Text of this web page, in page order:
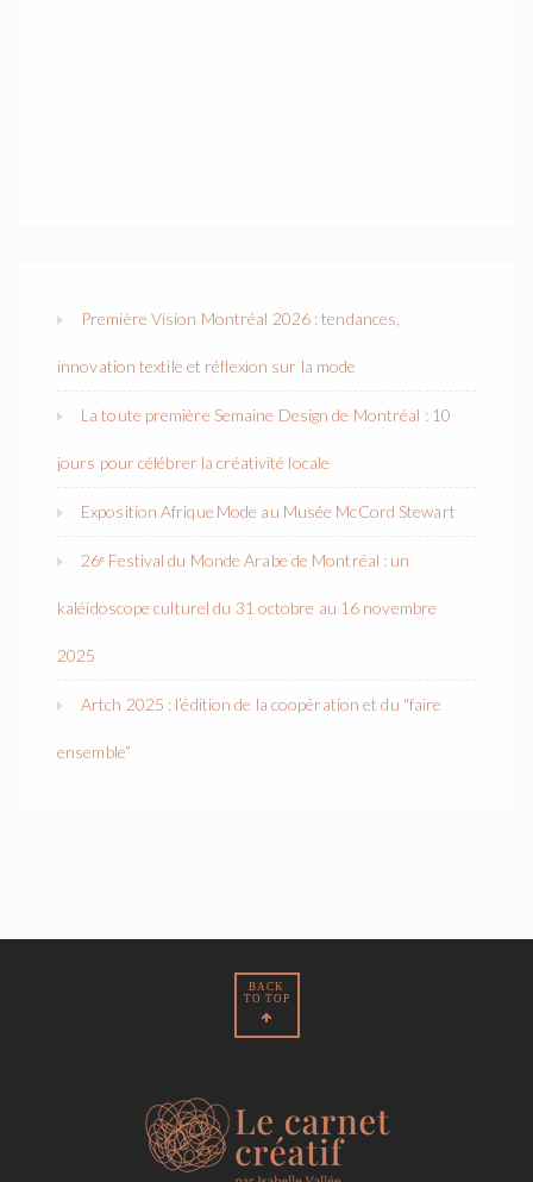
Première Vision Montréal 2026 : tendances,
innovation textile et réflexion sur la mode
La toute première Semaine Design de Montréal : 10
jours pour célébrer la créativité locale
Exposition Afrique Mode au Musée McCord Stewart
26ᵉ Festival du Monde Arabe de Montréal : un
kaléidoscope culturel du 31 octobre au 16 novembre
2025
Artch 2025 : l’édition de la coopération et du “faire
ensemble”
BACK
TO TOP